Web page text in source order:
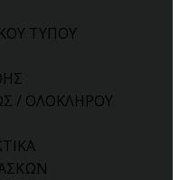
ΤΥΠΟΥ
/ ΟΛΟΚΛΗΡΟΥ